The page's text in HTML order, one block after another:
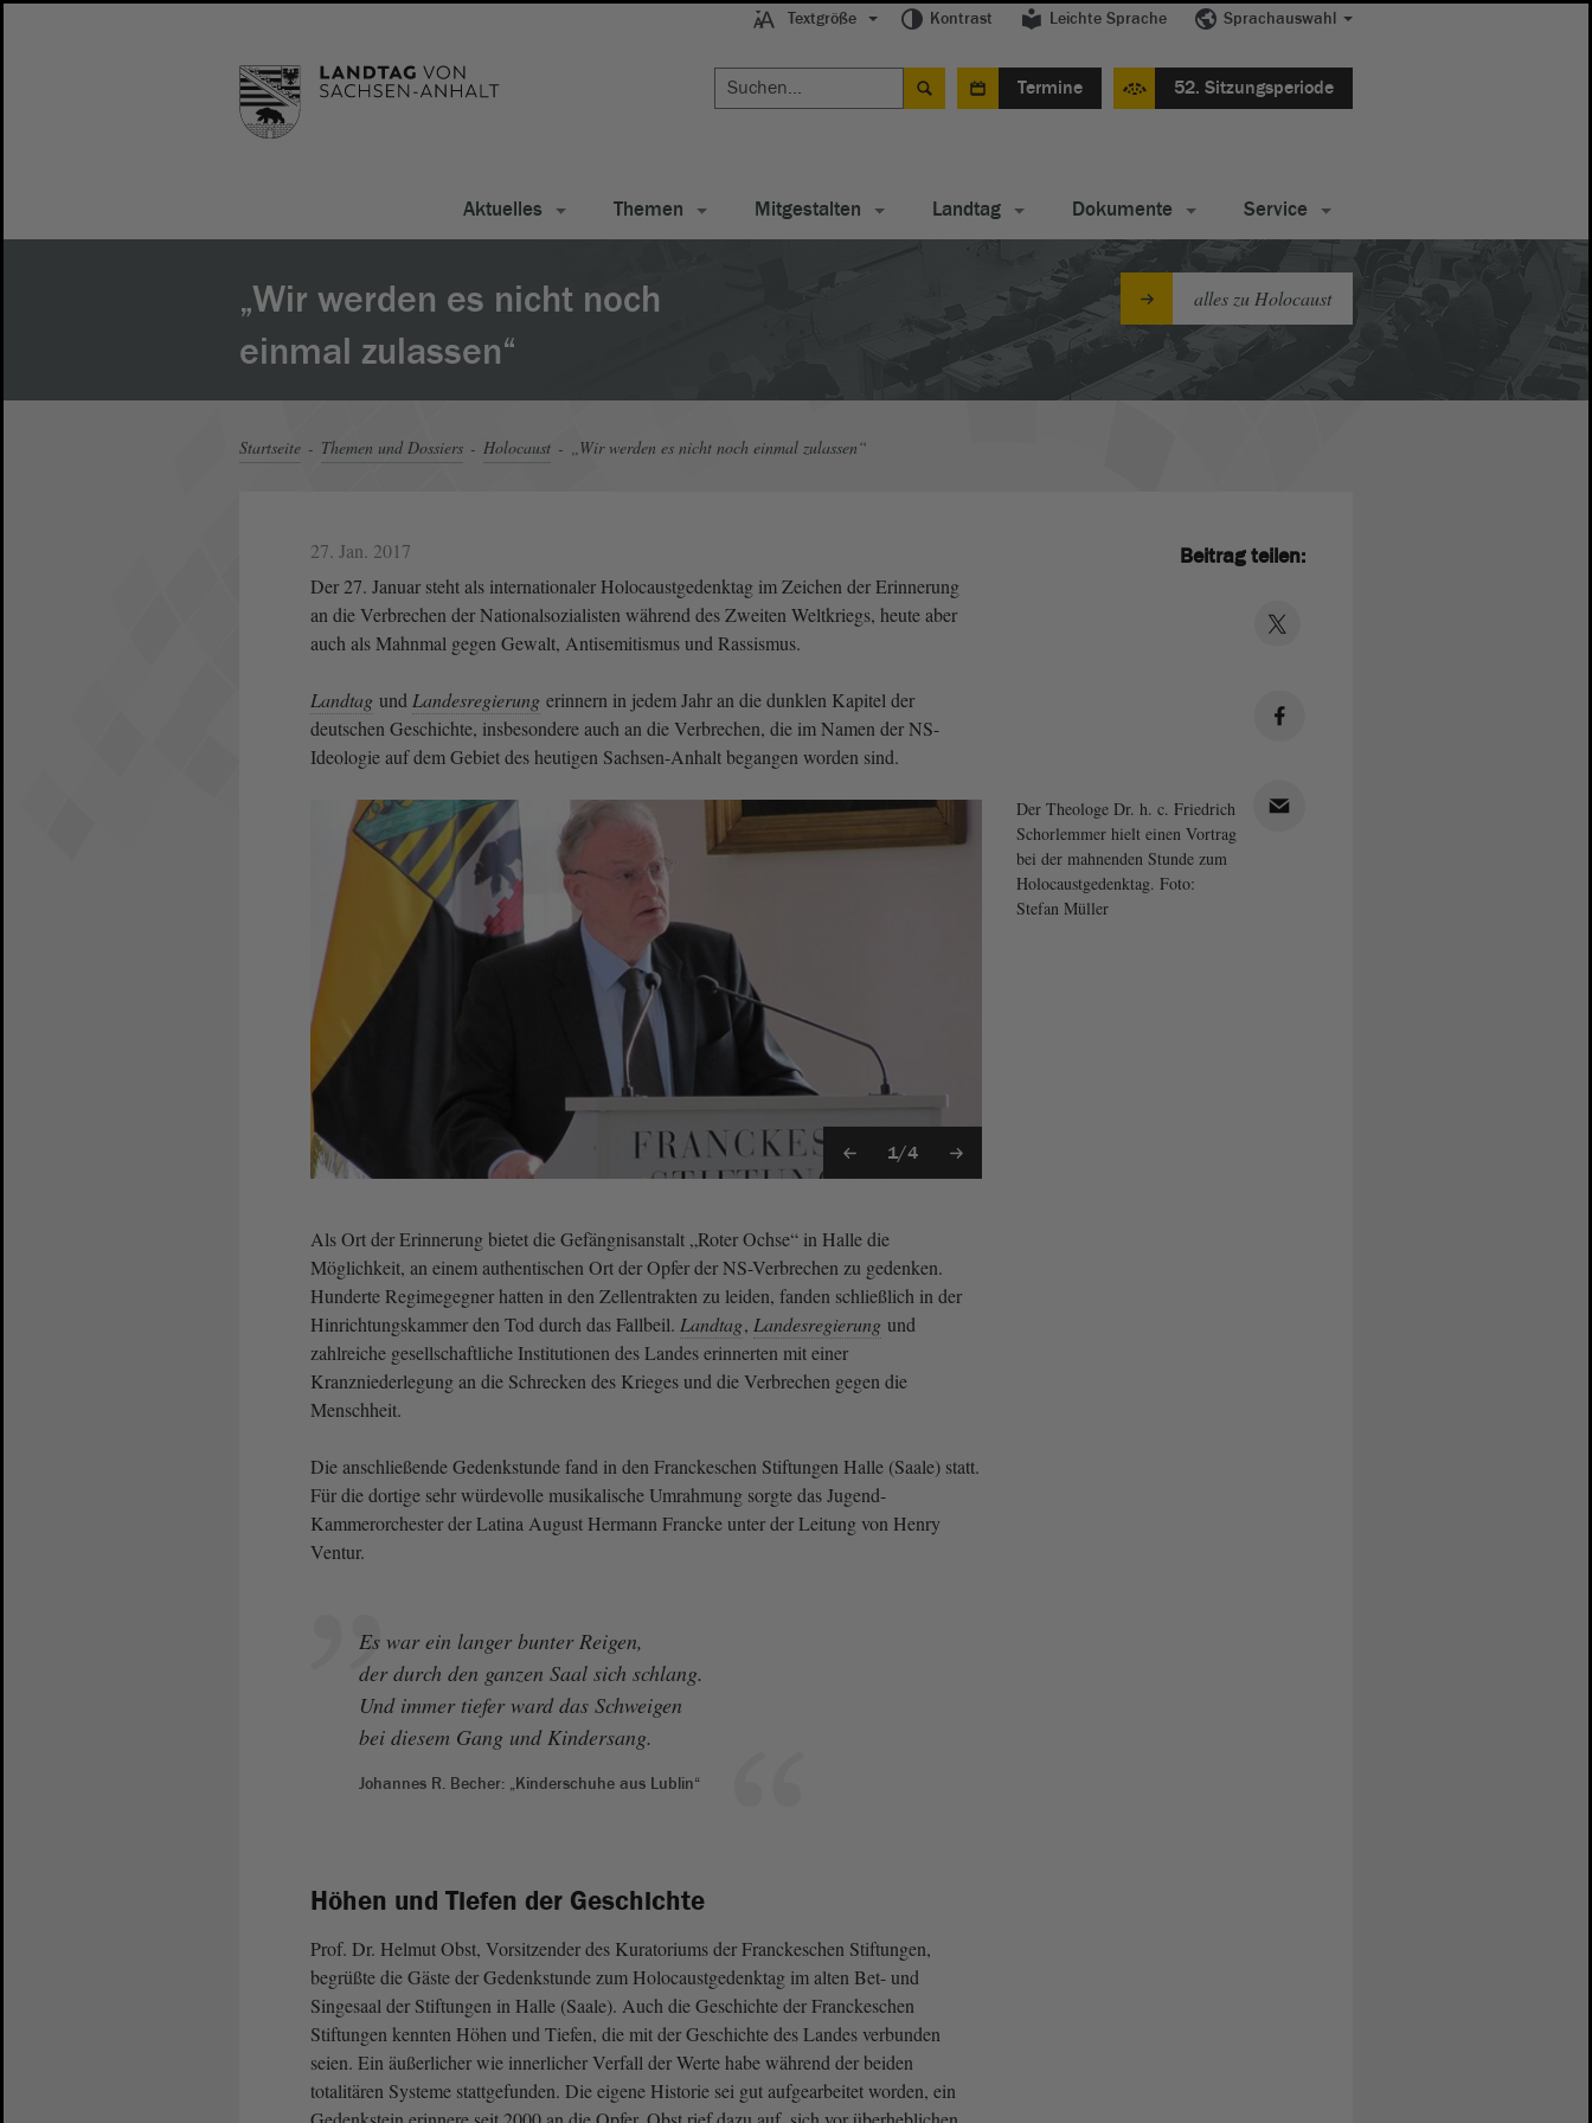
Textgröße Kontrast Leichte Sprache Sprachauswahl
Termine 52. Sitzungsperiode
Aktuelles Themen Mitgestalten Landtag Dokumente Service
„Wir werden es nicht noch
einmal zulassen“
alles zu Holocaust
Startseite Themen und Dossiers Holocaust „Wir werden es nicht noch einmal zulassen“
27. Jan. 2017
Der 27. Januar steht als internationaler Holocaustgedenktag im Zeichen der Erinnerung
an die Verbrechen der Nationalsozialisten während des Zweiten Weltkriegs, heute aber
auch als Mahnmal gegen Gewalt, Antisemitismus und Rassismus.
Landtag und Landesregierung erinnern in jedem Jahr an die dunklen Kapitel der
deutschen Geschichte, insbesondere auch an die Verbrechen, die im Namen der NS-
Ideologie auf dem Gebiet des heutigen Sachsen-Anhalt begangen worden sind.
1/4
Der Theologe Dr. h. c. Friedrich
Schorlemmer hielt einen Vortrag
bei der mahnenden Stunde zum
Holocaustgedenktag. Foto:
Stefan Müller
Als Ort der Erinnerung bietet die Gefängnisanstalt „Roter Ochse“ in Halle die
Möglichkeit, an einem authentischen Ort der Opfer der NS-Verbrechen zu gedenken.
Hunderte Regimegegner hatten in den Zellentrakten zu leiden, fanden schließlich in der
Hinrichtungskammer den Tod durch das Fallbeil. Landtag, Landesregierung und
zahlreiche gesellschaftliche Institutionen des Landes erinnerten mit einer
Kranzniederlegung an die Schrecken des Krieges und die Verbrechen gegen die
Menschheit.
Die anschließende Gedenkstunde fand in den Franckeschen Stiftungen Halle (Saale) statt.
Für die dortige sehr würdevolle musikalische Umrahmung sorgte das Jugend-
Kammerorchester der Latina August Hermann Francke unter der Leitung von Henry
Ventur.
Es war ein langer bunter Reigen,
der durch den ganzen Saal sich schlang.
Und immer tiefer ward das Schweigen
bei diesem Gang und Kindersang.
Johannes R. Becher: „Kinderschuhe aus Lublin“
Höhen und Tiefen der Geschichte
Prof. Dr. Helmut Obst, Vorsitzender des Kuratoriums der Franckeschen Stiftungen,
begrüßte die Gäste der Gedenkstunde zum Holocaustgedenktag im alten Bet- und
Singesaal der Stiftungen in Halle (Saale). Auch die Geschichte der Franckeschen
Stiftungen kennten Höhen und Tiefen, die mit der Geschichte des Landes verbunden
seien. Ein äußerlicher wie innerlicher Verfall der Werte habe während der beiden
totalitären Systeme stattgefunden. Die eigene Historie sei gut aufgearbeitet worden, ein
Beitrag teilen: